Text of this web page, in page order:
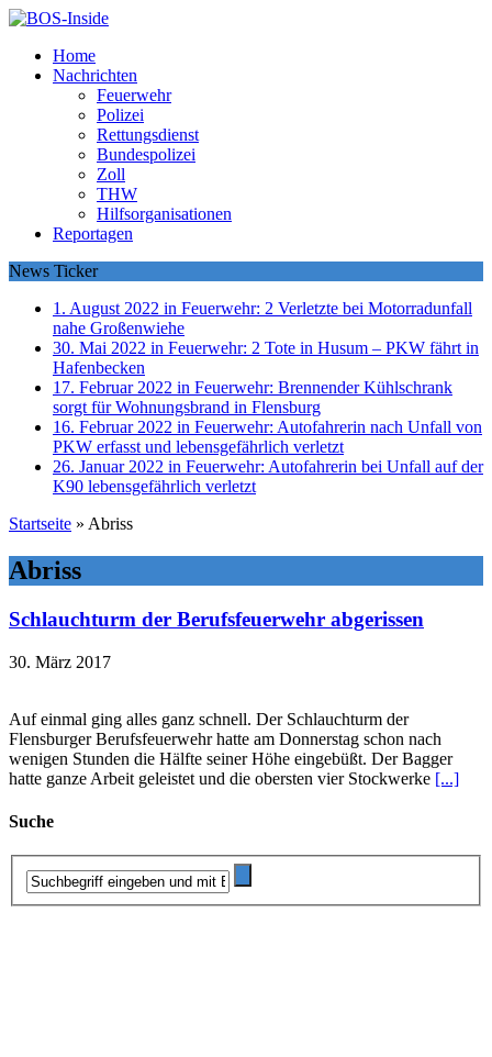
Home
Nachrichten
Feuerwehr
Polizei
Rettungsdienst
Bundespolizei
Zoll
THW
Hilfsorganisationen
Reportagen
News Ticker
1. August 2022 in Feuerwehr: 2 Verletzte bei Motorradunfall
nahe Großenwiehe
30. Mai 2022 in Feuerwehr: 2 Tote in Husum – PKW fährt in
Hafenbecken
17. Februar 2022 in Feuerwehr: Brennender Kühlschrank
sorgt für Wohnungsbrand in Flensburg
16. Februar 2022 in Feuerwehr: Autofahrerin nach Unfall von
PKW erfasst und lebensgefährlich verletzt
26. Januar 2022 in Feuerwehr: Autofahrerin bei Unfall auf der
K90 lebensgefährlich verletzt
Startseite » Abriss
Abriss
Schlauchturm der Berufsfeuerwehr abgerissen
30. März 2017
Auf einmal ging alles ganz schnell. Der Schlauchturm der
Flensburger Berufsfeuerwehr hatte am Donnerstag schon nach
wenigen Stunden die Hälfte seiner Höhe eingebüßt. Der Bagger
hatte ganze Arbeit geleistet und die obersten vier Stockwerke [...]
Suche